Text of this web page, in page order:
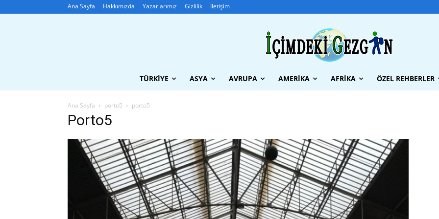
Ana Sayfa Hakkımızda Yazarlarımız Gizlilik İletişim
TÜRKIYE ASYA AVRUPA AMERIKA AFRIKA ÖZEL REHBERLER
Ana Sayfa porto5 porto5
Porto5